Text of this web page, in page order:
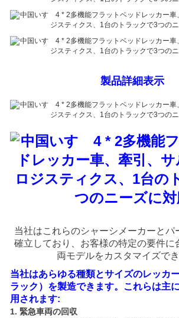
製品詳細表示
当社はこれらのシャーシメーカーとパ
確立しており、お客様の特定の要件に
両モデルをカスタマイズでき
当社はあらゆる種類とサイズのレッカ
ラック）を製造できます。これらは主
用されます:
1. 緊急車両の回収